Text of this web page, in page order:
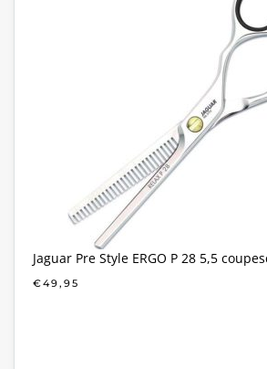
Jaguar Pre Style ERGO P 28 5,5
€49,95